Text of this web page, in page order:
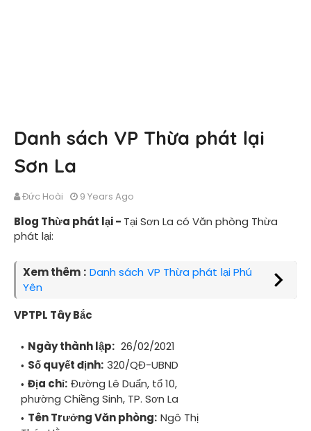
Danh sách VP Thừa phát lại
Sơn La
Đức Hoài 9 Years Ago
Blog Thừa phát lại - Tại Sơn La có Văn phòng Thừa
phát lại:
Xem thêm : Danh sách VP Thừa phát lại Phú
Yên
VPTPL Tây Bắc
Ngày thành lập: 26/02/2021
Số quyết định: 320/QĐ-UBND
Địa chỉ: Đường Lê Duẩn, tổ 10,
phường Chiềng Sinh, TP. Sơn La
Tên Trưởng Văn phòng: Ngô Thị